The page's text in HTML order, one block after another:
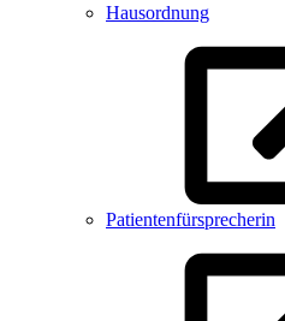
Hausordnung
Patientenfürsprecherin